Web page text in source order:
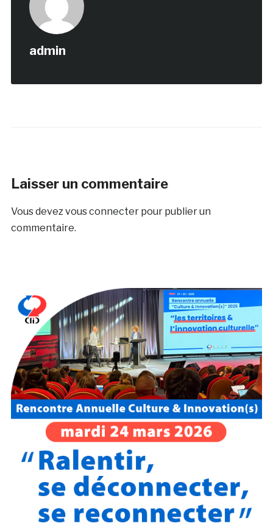
admin
Laisser un commentaire
Vous devezvous connecterpour publier un
commentaire.